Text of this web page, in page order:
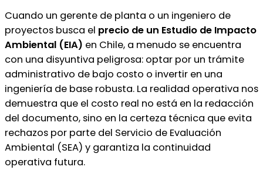
Cuando un gerente de planta o un ingeniero de
proyectos busca el precio de un Estudio de Impacto
Ambiental (EIA) en Chile, a menudo se encuentra
con una disyuntiva peligrosa: optar por un trámite
administrativo de bajo costo o invertir en una
ingeniería de base robusta. La realidad operativa nos
demuestra que el costo real no está en la redacción
del documento, sino en la certeza técnica que evita
rechazos por parte del Servicio de Evaluación
Ambiental (SEA) y garantiza la continuidad
operativa futura.